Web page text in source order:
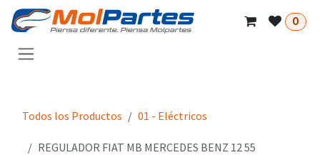
Ir al contenido
0
Todos los Productos 01 - Eléctricos
REGULADOR FIAT MB MERCEDES BENZ 12 55